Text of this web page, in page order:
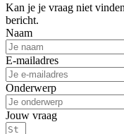
Kan je je vraag niet
bericht.
Naam
E-mailadres
Onderwerp
Jouw vraag